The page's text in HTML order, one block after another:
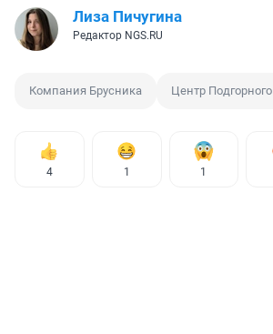
Лиза Пичугина
Редактор NGS.RU
Компания Брусника Центр Подгорного
4 1 1